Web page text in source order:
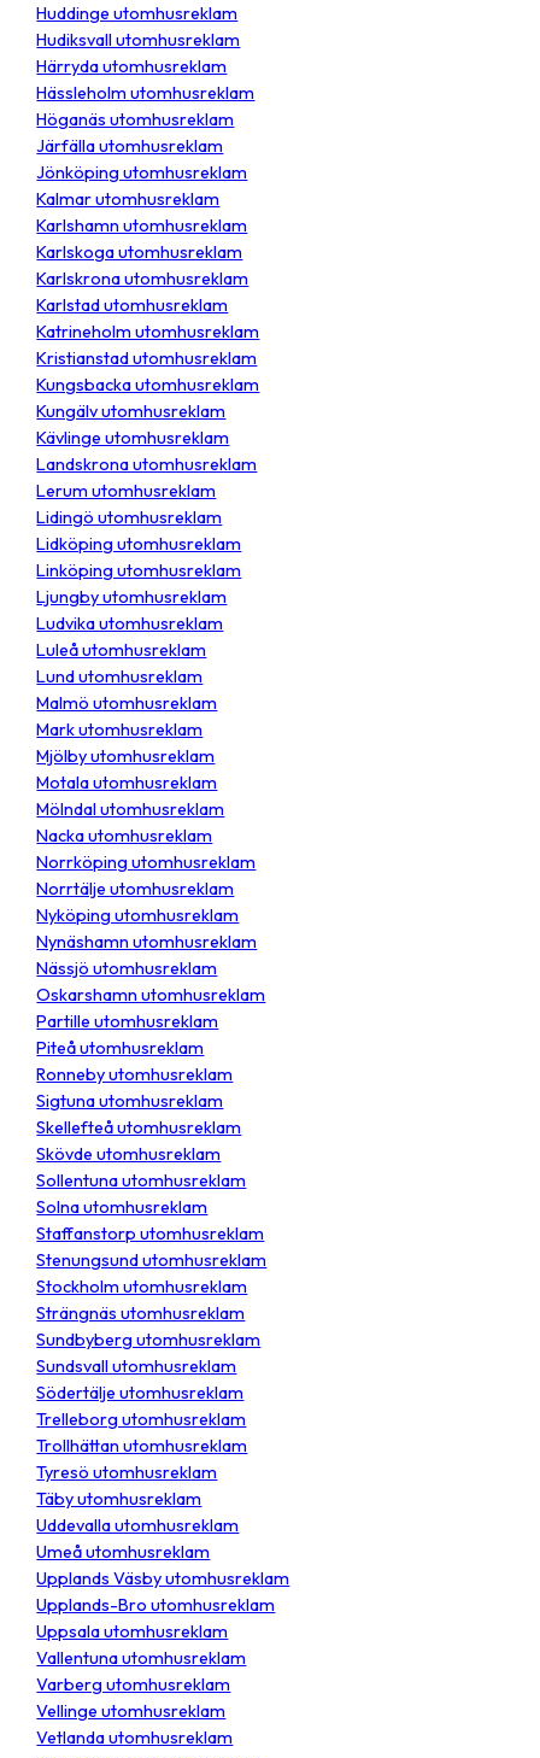
Huddinge utomhusreklam
Hudiksvall utomhusreklam
Härryda utomhusreklam
Hässleholm utomhusreklam
Höganäs utomhusreklam
Järfälla utomhusreklam
Jönköping utomhusreklam
Kalmar utomhusreklam
Karlshamn utomhusreklam
Karlskoga utomhusreklam
Karlskrona utomhusreklam
Karlstad utomhusreklam
Katrineholm utomhusreklam
Kristianstad utomhusreklam
Kungsbacka utomhusreklam
Kungälv utomhusreklam
Kävlinge utomhusreklam
Landskrona utomhusreklam
Lerum utomhusreklam
Lidingö utomhusreklam
Lidköping utomhusreklam
Linköping utomhusreklam
Ljungby utomhusreklam
Ludvika utomhusreklam
Luleå utomhusreklam
Lund utomhusreklam
Malmö utomhusreklam
Mark utomhusreklam
Mjölby utomhusreklam
Motala utomhusreklam
Mölndal utomhusreklam
Nacka utomhusreklam
Norrköping utomhusreklam
Norrtälje utomhusreklam
Nyköping utomhusreklam
Nynäshamn utomhusreklam
Nässjö utomhusreklam
Oskarshamn utomhusreklam
Partille utomhusreklam
Piteå utomhusreklam
Ronneby utomhusreklam
Sigtuna utomhusreklam
Skellefteå utomhusreklam
Skövde utomhusreklam
Sollentuna utomhusreklam
Solna utomhusreklam
Staffanstorp utomhusreklam
Stenungsund utomhusreklam
Stockholm utomhusreklam
Strängnäs utomhusreklam
Sundbyberg utomhusreklam
Sundsvall utomhusreklam
Södertälje utomhusreklam
Trelleborg utomhusreklam
Trollhättan utomhusreklam
Tyresö utomhusreklam
Täby utomhusreklam
Uddevalla utomhusreklam
Umeå utomhusreklam
Upplands Väsby utomhusreklam
Upplands-Bro utomhusreklam
Uppsala utomhusreklam
Vallentuna utomhusreklam
Varberg utomhusreklam
Vellinge utomhusreklam
Vetlanda utomhusreklam